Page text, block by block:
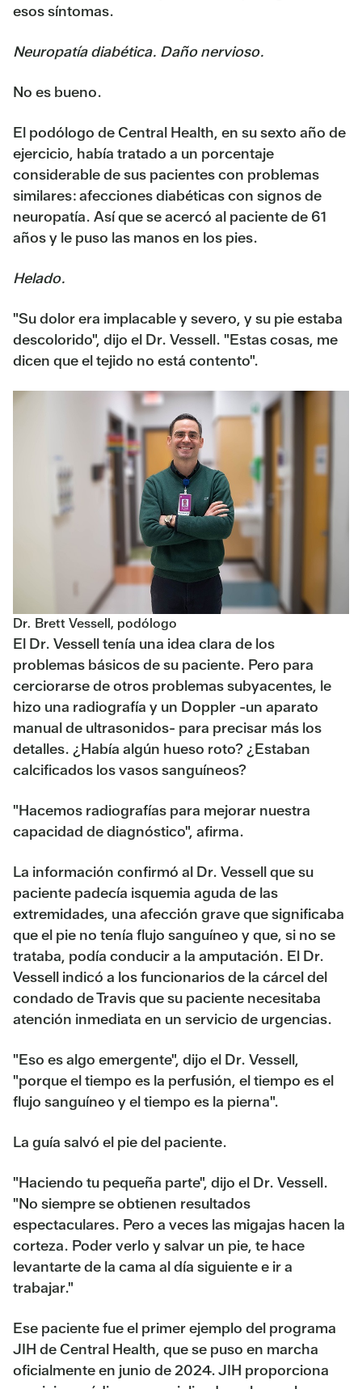
esos síntomas.
Neuropatía diabética. Daño nervioso.
No es bueno.
El podólogo de Central Health, en su sexto año de
ejercicio, había tratado a un porcentaje
considerable de sus pacientes con problemas
similares: afecciones diabéticas con signos de
neuropatía. Así que se acercó al paciente de 61
años y le puso las manos en los pies.
Helado.
"Su dolor era implacable y severo, y su pie estaba
descolorido", dijo el Dr. Vessell. "Estas cosas, me
dicen que el tejido no está contento".
Dr. Brett Vessell, podólogo
El Dr. Vessell tenía una idea clara de los
problemas básicos de su paciente. Pero para
cerciorarse de otros problemas subyacentes, le
hizo una radiografía y un Doppler -un aparato
manual de ultrasonidos- para precisar más los
detalles. ¿Había algún hueso roto? ¿Estaban
calcificados los vasos sanguíneos?
"Hacemos radiografías para mejorar nuestra
capacidad de diagnóstico", afirma.
La información confirmó al Dr. Vessell que su
paciente padecía isquemia aguda de las
extremidades, una afección grave que significaba
que el pie no tenía flujo sanguíneo y que, si no se
trataba, podía conducir a la amputación. El Dr.
Vessell indicó a los funcionarios de la cárcel del
condado de Travis que su paciente necesitaba
atención inmediata en un servicio de urgencias.
"Eso es algo emergente", dijo el Dr. Vessell,
"porque el tiempo es la perfusión, el tiempo es el
flujo sanguíneo y el tiempo es la pierna".
La guía salvó el pie del paciente.
"Haciendo tu pequeña parte", dijo el Dr. Vessell.
"No siempre se obtienen resultados
espectaculares. Pero a veces las migajas hacen la
corteza. Poder verlo y salvar un pie, te hace
levantarte de la cama al día siguiente e ir a
trabajar."
Ese paciente fue el primer ejemplo del programa
JIH de Central Health, que se puso en marcha
oficialmente en junio de 2024. JIH proporciona